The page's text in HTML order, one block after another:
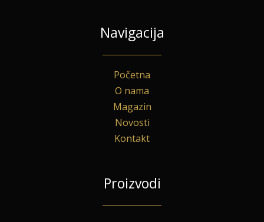
Navigacija
Početna
O nama
Magazin
Novosti
Kontakt
Proizvodi